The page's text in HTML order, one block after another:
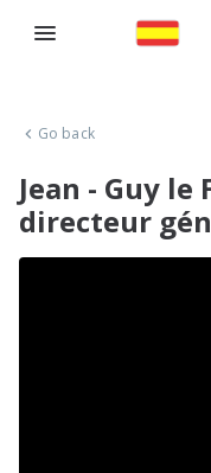
Go back
Jean - Guy
directeur